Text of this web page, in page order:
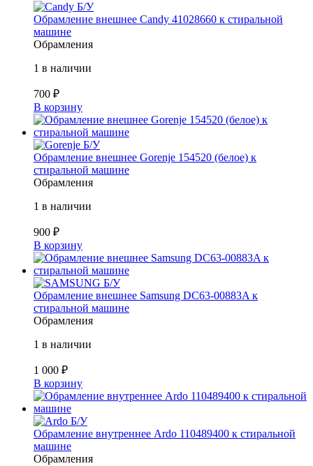
Б/У
Обрамление внешнее Candy 41028660 к стиральной
машине
Обрамления
1 в наличии
700 ₽
В корзину
Б/У
Обрамление внешнее Gorenje 154520 (белое) к
стиральной машине
Обрамления
1 в наличии
900 ₽
В корзину
Б/У
Обрамление внешнее Samsung DC63-00883A к
стиральной машине
Обрамления
1 в наличии
1 000 ₽
В корзину
Б/У
Обрамление внутреннее Ardo 110489400 к стиральной
машине
Обрамления